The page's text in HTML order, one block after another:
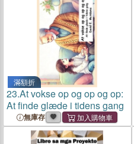
滿額折
23.At vokse op og op og op:
At finde glæde i tidens gang
無庫存